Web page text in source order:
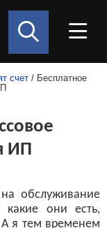
счет / Бесплатное
ИП
обслуживание
какие они есть,
А я тем временем